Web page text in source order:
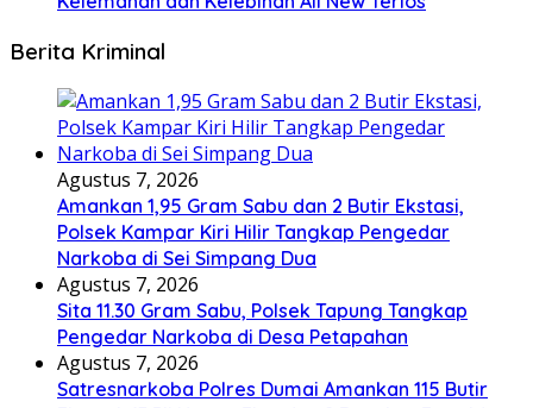
Berita Kriminal
Agustus 7, 2026
Amankan 1,95 Gram Sabu dan 2 Butir Ekstasi,
Polsek Kampar Kiri Hilir Tangkap Pengedar
Narkoba di Sei Simpang Dua
Agustus 7, 2026
Sita 11.30 Gram Sabu, Polsek Tapung Tangkap
Pengedar Narkoba di Desa Petapahan
Agustus 7, 2026
Satresnarkoba Polres Dumai Amankan 115 Butir